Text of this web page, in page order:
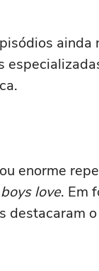
enorme
boys love. Em